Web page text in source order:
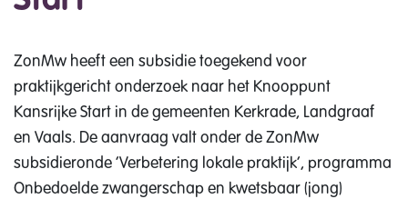
ZonMw heeft een subsidie toegekend voor
praktijkgericht onderzoek naar het Knooppunt
Kansrijke Start in de gemeenten Kerkrade, Landgraaf
en Vaals. De aanvraag valt onder de ZonMw
subsidieronde ‘Verbetering lokale praktijk’, programma
Onbedoelde zwangerschap en kwetsbaar (jong)